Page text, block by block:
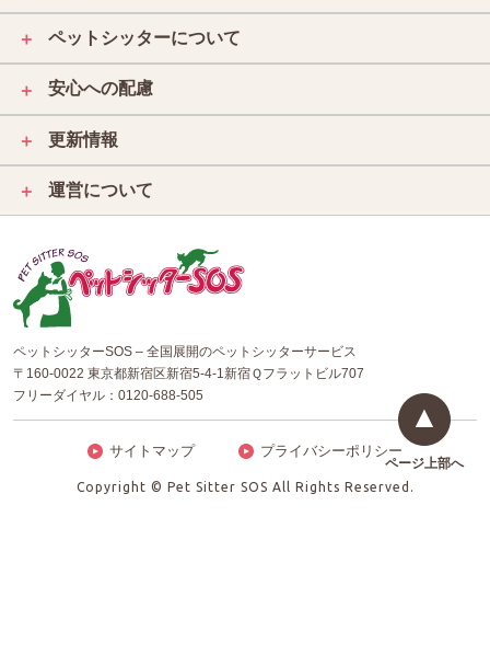
＋ ペットシッターについて
＋ 安心への配慮
＋ 更新情報
＋ 運営について
ペットシッターSOS – 全国展開のペットシッターサービス
〒160-0022 東京都新宿区新宿5-4-1新宿Ｑフラットビル707
フリーダイヤル： 0120-688-505
サイトマップ プライバシーポリシー
Copyright © Pet Sitter SOS All Rights Reserved.
ページ上部へ